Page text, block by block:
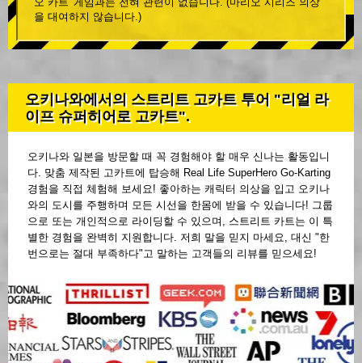
오 카트' 게임과는 전혀 관련이 없습니다. (마리오 시리즈 의상
을 대여하지 않습니다.)
오키나와에서의 스트리트 고카트 투어 "리얼 라
이프 슈퍼히어로 고카트".
오키나와 일본을 방문할 때 꼭 경험해야 할 매우 신나는 활동입니
다. 맞춤 제작된 고카트에 탑승해 Real Life SuperHero Go-Karting
경험을 직접 체험해 보세요! 좋아하는 캐릭터 의상을 입고 오키나
와의 도시를 주행하며 모든 시선을 한몸에 받을 수 있습니다! 그룹
으로 또는 개인적으로 라이딩할 수 있으며, 스트리트 카트는 이 특
별한 경험을 완벽히 지원합니다. 저희 말을 믿지 마세요, 대신 "한
번으로는 절대 부족하다"고 말하는 고객들의 리뷰를 믿으세요!